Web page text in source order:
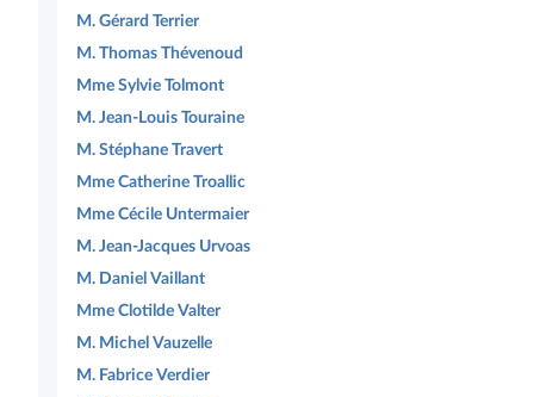
M. Gérard Terrier
M. Thomas Thévenoud
Mme Sylvie Tolmont
M. Jean-Louis Touraine
M. Stéphane Travert
Mme Catherine Troallic
Mme Cécile Untermaier
M. Jean-Jacques Urvoas
M. Daniel Vaillant
Mme Clotilde Valter
M. Michel Vauzelle
M. Fabrice Verdier